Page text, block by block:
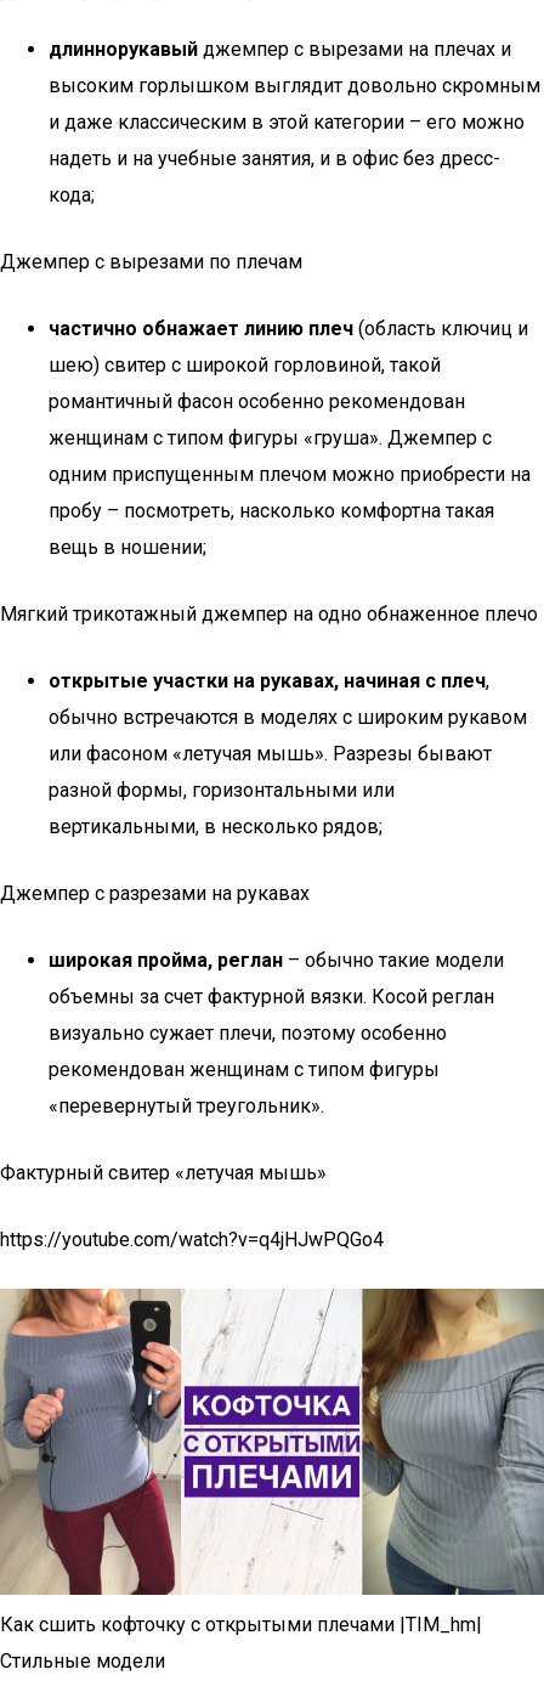
длиннорукавый джемпер с вырезами на плечах и
высоким горлышком выглядит довольно скромным
и даже классическим в этой категории – его можно
надеть и на учебные занятия, и в офис без дресс-
кода;
Джемпер с вырезами по плечам
частично обнажает линию плеч (область ключиц и
шею) свитер с широкой горловиной, такой
романтичный фасон особенно рекомендован
женщинам с типом фигуры «груша». Джемпер с
одним приспущенным плечом можно приобрести на
пробу – посмотреть, насколько комфортна такая
вещь в ношении;
Мягкий трикотажный джемпер на одно обнаженное плечо
открытые участки на рукавах, начиная с плеч,
обычно встречаются в моделях с широким рукавом
или фасоном «летучая мышь». Разрезы бывают
разной формы, горизонтальными или
вертикальными, в несколько рядов;
Джемпер с разрезами на рукавах
широкая пройма, реглан – обычно такие модели
объемны за счет фактурной вязки. Косой реглан
визуально сужает плечи, поэтому особенно
рекомендован женщинам с типом фигуры
«перевернутый треугольник».
Фактурный свитер «летучая мышь»
https://youtube.com/watch?v=q4jHJwPQGo4
Как сшить кофточку с открытыми плечами |TIM_hm|
Стильные модели